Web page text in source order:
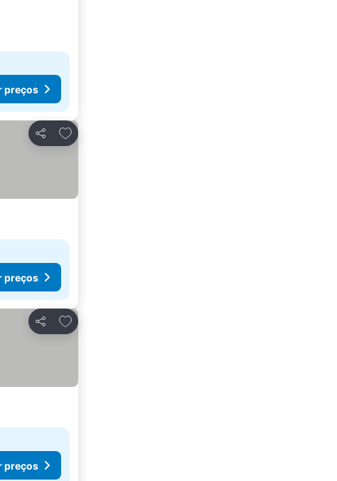
preços
Partilhar
Adicionar aos favoritos
preços
Partilhar
Adicionar aos favoritos
preços